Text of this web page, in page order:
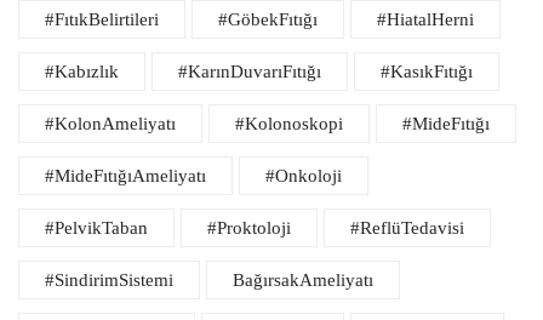
#FıtıkBelirtileri #GöbekFıtığı #HiatalHerni
#Kabızlık #KarınDuvarıFıtığı #KasıkFıtığı
#KolonAmeliyatı #Kolonoskopi #MideFıtığı
#MideFıtığıAmeliyatı #Onkoloji
#PelvikTaban #Proktoloji #ReflüTedavisi
#SindirimSistemi BağırsakAmeliyatı